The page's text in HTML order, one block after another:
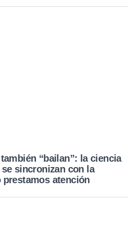
“bailan”: la ciencia
sincronizan con la
prestamos atención